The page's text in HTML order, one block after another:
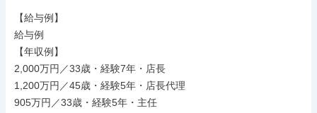
【給与例】
給与例
【年収例】
2,000万円／33歳・経験7年・店長
1,200万円／45歳・経験5年・店長代理
905万円／33歳・経験5年・主任